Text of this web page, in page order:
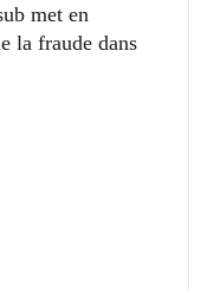
met en
la fraude dans